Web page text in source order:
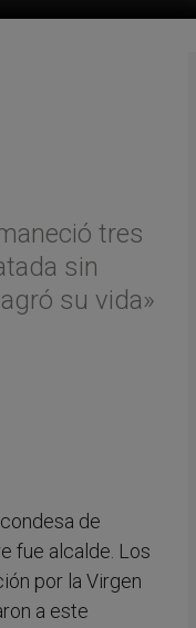
tres
sin
su vida»
de
fue alcalde. Los
por la Virgen
a este